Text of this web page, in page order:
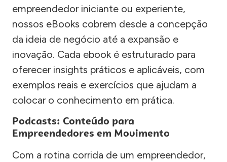
empreendedor iniciante ou experiente,
nossos eBooks cobrem desde a concepção
da ideia de negócio até a expansão e
inovação. Cada ebook é estruturado para
oferecer insights práticos e aplicáveis, com
exemplos reais e exercícios que ajudam a
colocar o conhecimento em prática.
Podcasts: Conteúdo para
Empreendedores em Movimento
Com a rotina corrida de um empreendedor,